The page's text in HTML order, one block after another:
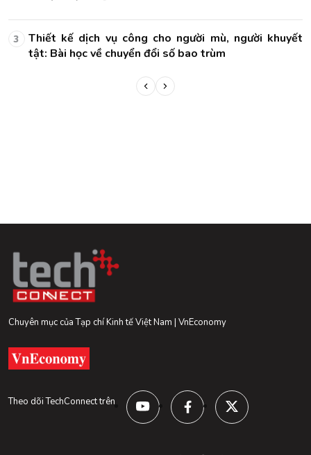
3
Thiết kế dịch vụ công cho người mù, người khuyết
tật: Bài học về chuyển đổi số bao trùm
Chuyên mục của Tạp chí Kinh tế Việt Nam | VnEconomy
Theo dõi TechConnect trên